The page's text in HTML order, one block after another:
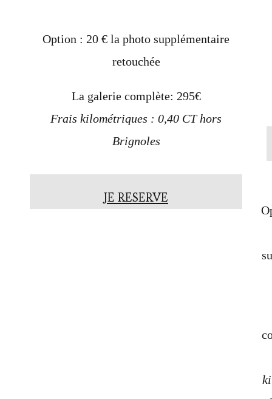
Option : 20 € la photo supplémentaire
retouchée
La galerie complète: 295€
Frais kilométriques : 0,40 CT hors
Brignoles
JE RESERVE